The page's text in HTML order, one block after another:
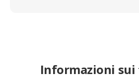
Informazioni